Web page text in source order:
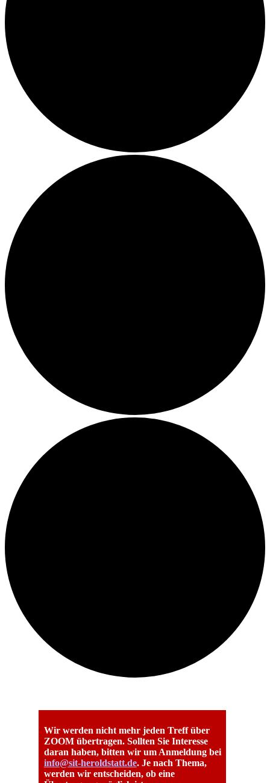
Wir werden nicht mehr jeden Treff über
ZOOM übertragen. Sollten Sie Interesse
daran haben, bitten wir um Anmeldung bei
info@sit-heroldstatt.de. Je nach Thema,
werden wir entscheiden, ob eine